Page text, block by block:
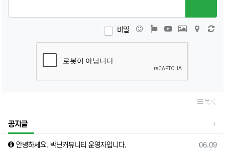
비밀 이모티콘폰트어썸동영상 이미지 지도
목록
공지글
등록일
06.09
안녕하세요. 박닌커뮤니티 운영자입니다.